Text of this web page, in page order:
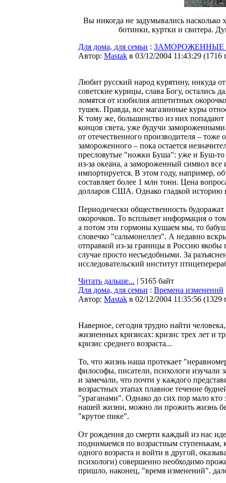
Вы никогда не задумывались
ботинки, куртки и свитера.
Для дома, для семьи : ЗАМОРОЖЕННЫЕ
Автор: Мastak в 03/12/2004 11:43:29 (1716
Любит русский народ курятину, никуда
советские курицы, слава Богу, остались
ломятся от изобилия аппетитных
тушек. Правда, все магазинные куры
К тому же, большинство из них попадают
концов света, уже будучи
от отечественного производителя –
замороженного – пока остается
пресловутые "ножки Буша": уже и Буш-то
из-за океана, а замороженный символ все
импортируется. В этом году, например,
составляет более 1 млн тонн. Цена
долларов США. Однако гладкой историю
Периодически общественность
окорочков. То всплывет информация о
а потом эти гормоны кушаем мы, то
словечко "сальмонеллез". А недавно
отправкой из-за границы в Россию якобы
случае просто несъедобными. За
исследовательский институт
Читать дальше... | 5165 байт
Для дома, для семьи : Времена изменений
Автор: Мastak в 02/12/2004 11:35:56 (1329
Наверное, сегодня трудно найти
жизненных кризисах: кризис трех лет и
кризис среднего возраста...
То, что жизнь наша протекает
философы, писатели, психологи изучали
и замечали, что почти у каждого
возрастных этапах плавное течение
"ураганами". Однако до сих пор мало кто
нашей жизни, можно ли прожить жизнь
"крутое пике".
От рождения до смерти каждый из нас
поднимаемся по возрастным ступенькам,
одного возраста и войти в другой,
психологи) совершенно необходимо
пришло, наконец, "время изменений".